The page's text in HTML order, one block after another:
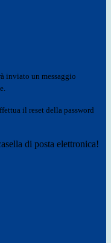
inviato un messaggio
il reset della password
di posta elettronica!